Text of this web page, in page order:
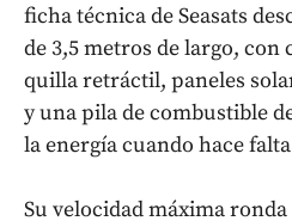
ficha técnica de Seasats
de 3,5 metros de largo, con
quilla retráctil, paneles
y una pila de combustible
la energía cuando hace
Su velocidad máxima